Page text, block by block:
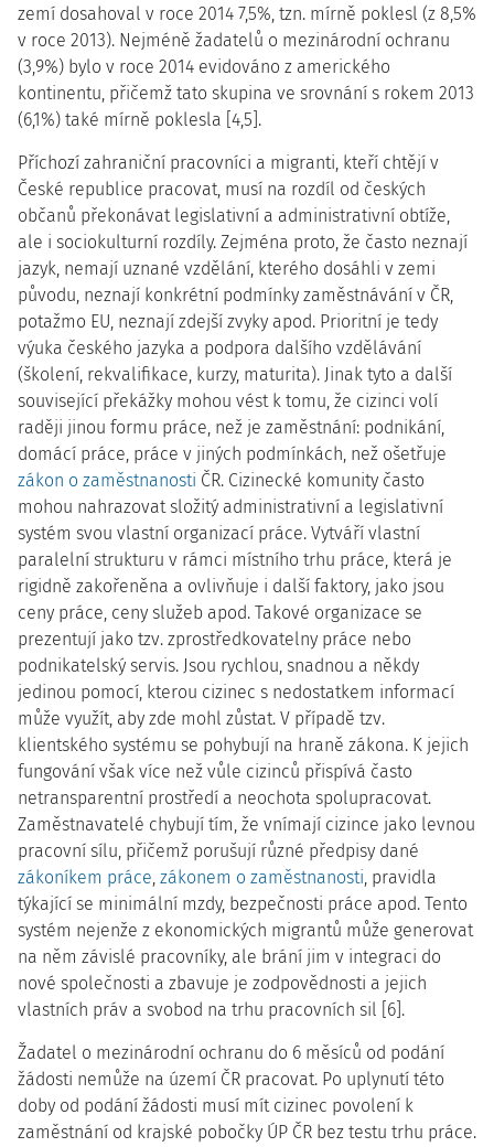
zemí dosahoval v roce 2014 7,5%, tzn. mírně poklesl (z 8,5%
v roce 2013). Nejméně žadatelů o mezinárodní ochranu
(3,9%) bylo v roce 2014 evidováno z amerického
kontinentu, přičemž tato skupina ve srovnání s rokem 2013
(6,1%) také mírně poklesla [4,5].
Příchozí zahraniční pracovníci a migranti, kteří chtějí v
České republice pracovat, musí na rozdíl od českých
občanů překonávat legislativní a administrativní obtíže,
ale i sociokulturní rozdíly. Zejména proto, že často neznají
jazyk, nemají uznané vzdělání, kterého dosáhli v zemi
původu, neznají konkrétní podmínky zaměstnávání v ČR,
potažmo EU, neznají zdejší zvyky apod. Prioritní je tedy
výuka českého jazyka a podpora dalšího vzdělávání
(školení, rekvalifikace, kurzy, maturita). Jinak tyto a další
související překážky mohou vést k tomu, že cizinci volí
raději jinou formu práce, než je zaměstnání: podnikání,
domácí práce, práce v jiných podmínkách, než ošetřuje
zákon o zaměstnanosti ČR. Cizinecké komunity často
mohou nahrazovat složitý administrativní a legislativní
systém svou vlastní organizací práce. Vytváří vlastní
paralelní strukturu v rámci místního trhu práce, která je
rigidně zakořeněna a ovlivňuje i další faktory, jako jsou
ceny práce, ceny služeb apod. Takové organizace se
prezentují jako tzv. zprostředkovatelny práce nebo
podnikatelský servis. Jsou rychlou, snadnou a někdy
jedinou pomocí, kterou cizinec s nedostatkem informací
může využít, aby zde mohl zůstat. V případě tzv.
klientského systému se pohybují na hraně zákona. K jejich
fungování však více než vůle cizinců přispívá často
netransparentní prostředí a neochota spolupracovat.
Zaměstnavatelé chybují tím, že vnímají cizince jako levnou
pracovní sílu, přičemž porušují různé předpisy dané
zákoníkem práce, zákonem o zaměstnanosti, pravidla
týkající se minimální mzdy, bezpečnosti práce apod. Tento
systém nejenže z ekonomických migrantů může generovat
na něm závislé pracovníky, ale brání jim v integraci do
nové společnosti a zbavuje je zodpovědnosti a jejich
vlastních práv a svobod na trhu pracovních sil [6].
Žadatel o mezinárodní ochranu do 6 měsíců od podání
žádosti nemůže na území ČR pracovat. Po uplynutí této
doby od podání žádosti musí mít cizinec povolení k
zaměstnání od krajské pobočky ÚP ČR bez testu trhu práce.